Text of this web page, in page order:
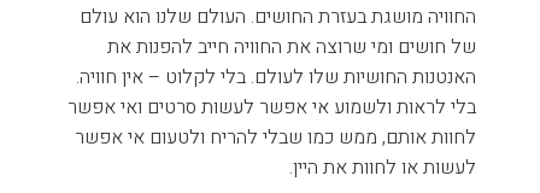
החוויה מושגת בעזרת החושים. העולם שלנו הוא עולם
של חושים ומי שרוצה את החוויה חייב להפנות את
האנטנות החושיות שלו לעולם. בלי לקלוט – אין חוויה.
בלי לראות ולשמוע אי אפשר לעשות סרטים ואי אפשר
לחוות אותם, ממש כמו שבלי להריח ולטעום אי אפשר
לעשות או לחוות את היין.